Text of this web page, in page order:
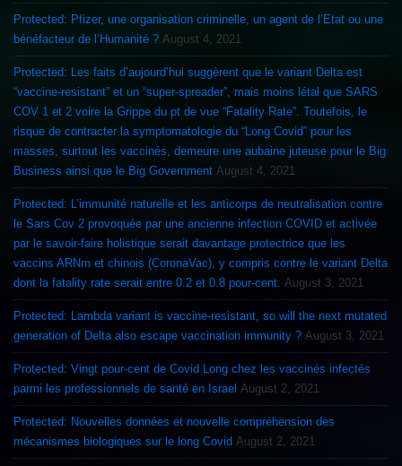
Protected: Pfizer, une organisation criminelle, un agent de l’Etat ou une
bénéfacteur de l’Humanité ? August 4, 2021
Protected: Les faits d’aujourd’hui suggèrent que le variant Delta est
“vaccine-resistant” et un “super-spreader”, mais moins létal que SARS
COV 1 et 2 voire la Grippe du pt de vue “Fatality Rate”. Toutefois, le
risque de contracter la symptomatologie du “Long Covid” pour les
masses, surtout les vaccinés, demeure une aubaine juteuse pour le Big
Business ainsi que le Big Government August 4, 2021
Protected: L’immunité naturelle et les anticorps de neutralisation contre
le Sars Cov 2 provoquée par une ancienne infection COVID et activée
par le savoir-faire holistique serait davantage protectrice que les
vaccins ARNm et chinois (CoronaVac), y compris contre le variant Delta
dont la fatality rate serait entre 0.2 et 0.8 pour-cent. August 3, 2021
Protected: Lambda variant is vaccine-resistant, so will the next mutated
generation of Delta also escape vaccination immunity ? August 3, 2021
Protected: Vingt pour-cent de Covid Long chez les vaccinés infectés
parmi les professionnels de santé en Israel August 2, 2021
Protected: Nouvelles données et nouvelle compréhension des
mécanismes biologiques sur le long Covid August 2, 2021